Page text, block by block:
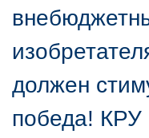
должен
победа! КРУ